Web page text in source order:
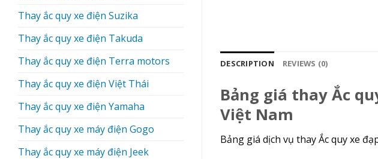
Thay ắc quy xe điện Suzika
Thay ắc quy xe điện Takuda
Thay ắc quy xe điện Terra motors
Thay ắc quy xe điện Việt Thái
Thay ắc quy xe điện Yamaha
Thay ắc quy xe máy điện Gogo
Thay ắc quy xe máy điện Jeek
DESCRIPTION REVIEWS (0)
Bảng giá thay Ắc
Việt Nam
Bảng giá dịch vụ thay Ắc quy xe